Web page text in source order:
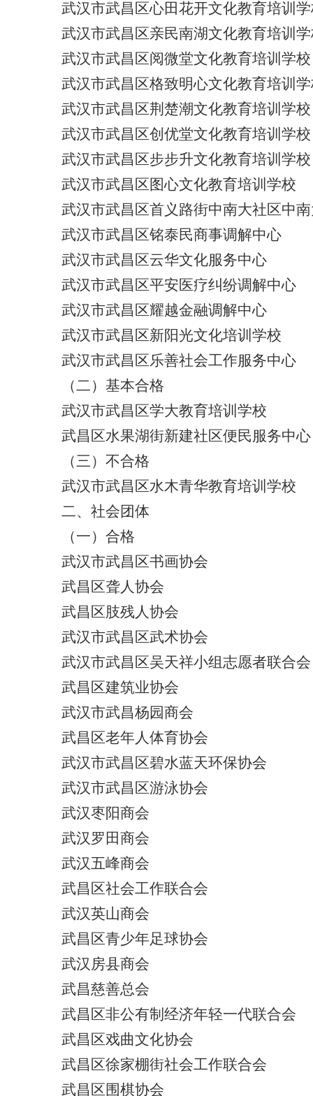
武汉市武昌区心田花开文化教育培训
武汉市武昌区亲民南湖文化教育培训
武汉市武昌区阅微堂文化教育培训学校
武汉市武昌区格致明心文化教育培训
武汉市武昌区荆楚潮文化教育培训学校
武汉市武昌区创优堂文化教育培训学校
武汉市武昌区步步升文化教育培训学校
武汉市武昌区图心文化教育培训学校
武汉市武昌区首义路街中南大社区中
武汉市武昌区铭泰民商事调解中心
武汉市武昌区云华文化服务中心
武汉市武昌区平安医疗纠纷调解中心
武汉市武昌区耀越金融调解中心
武汉市武昌区新阳光文化培训学校
武汉市武昌区乐善社会工作服务中心
（二） 基本合格
武汉市武昌区学大教育培训学校
武昌区水果湖街新建社区便民服务中心
（三） 不合格
武汉市武昌区水木青华教育培训学校
二、社会团体
（一）合格
武汉市武昌区书画协会
武昌区聋人协会
武昌区肢残人协会
武汉市武昌区武术协会
武汉市武昌区吴天祥小组志愿者联合会
武昌区建筑业协会
武汉市武昌杨园商会
武昌区老年人体育协会
武汉市武昌区碧水蓝天环保协会
武汉市武昌区游泳协会
武汉枣阳商会
武汉罗田商会
武汉五峰商会
武昌区社会工作联合会
武汉英山商会
武昌区青少年足球协会
武汉房县商会
武昌慈善总会
武昌区非公有制经济年轻一代联合会
武昌区戏曲文化协会
武昌区徐家棚街社会工作联合会
武昌区围棋协会